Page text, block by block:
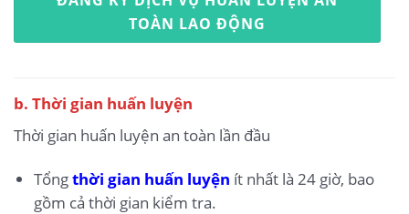
TOÀN LAO ĐỘNG
b. Thời gian huấn luyện
Thời gian huấn luyện an toàn lần đầu
Tổngthời gian huấn luyện ít nhất là 24 giờ, bao
gồm cả thời gian kiểm tra.